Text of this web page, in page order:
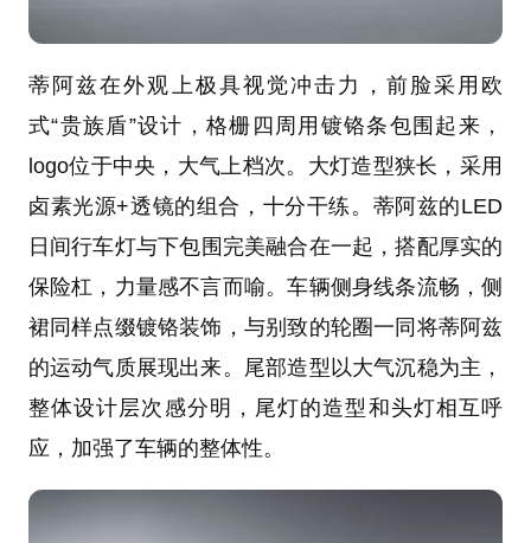
蒂阿兹在外观上极具视觉冲击力，前脸采用欧
式“贵族盾”设计，格栅四周用镀铬条包围起来，
logo位于中央，大气上档次。大灯造型狭长，采用
卤素光源+透镜的组合，十分干练。蒂阿兹的LED
日间行车灯与下包围完美融合在一起，搭配厚实的
保险杠，力量感不言而喻。车辆侧身线条流畅，侧
裙同样点缀镀铬装饰，与别致的轮圈一同将蒂阿兹
的运动气质展现出来。尾部造型以大气沉稳为主，
整体设计层次感分明，尾灯的造型和头灯相互呼
应，加强了车辆的整体性。